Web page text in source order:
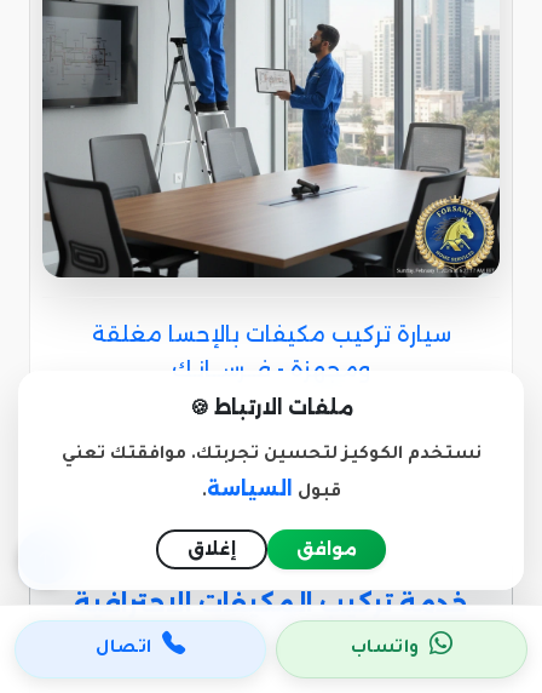
سيارة تركيب مكيفات بالإحسا مغلقة
ومجهزة - فــرســانـك
سيارات مجهزة بأحدث معدات الثقب وتفريغ الفريون
لضمان تركيب آمن ونظيف.
خدمة تركيب المكيفات الاحترافية
في الإحسا
واتساب اتصال
ملفات الارتباط 🍪
نستخدم الكوكيز لتحسين تجربتك. موافقتك تعني
قبول
السياسة.
موافق إغلاق